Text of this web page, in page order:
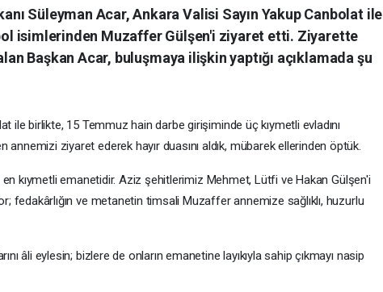
Süleyman Acar, Ankara Valisi Sayın Yakup Canbolat ile
isimlerinden Muzaffer Gülşen'i ziyaret etti. Ziyarette
Başkan Acar, buluşmaya ilişkin yaptığı açıklamada şu
ile birlikte, 15 Temmuz hain darbe girişiminde üç kıymetli evladını
ziyaret ederek hayır duasını aldık, mübarek ellerinden öptük.
kıymetli emanetidir. Aziz şehitlerimiz Mehmet, Lütfi ve Hakan Gülşen'i
fedakârlığın ve metanetin timsali Muzaffer annemize sağlıklı, huzurlu
âli eylesin; bizlere de onların emanetine layıkıyla sahip çıkmayı nasip